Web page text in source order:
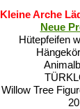
Kleine Arche
Neue
Hütepfeifen
Willow Tree